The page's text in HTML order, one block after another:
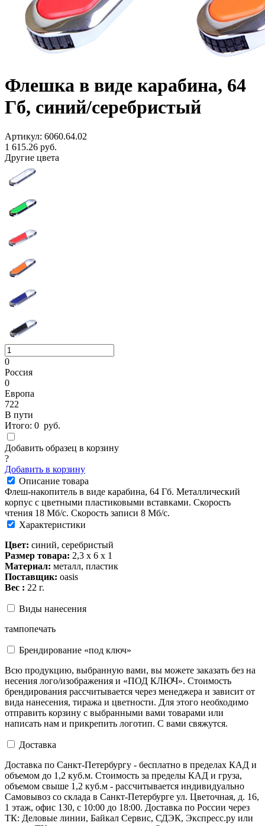
Флешка в виде карабина, 64
Гб, синий/серебристый
Артикул: 6060.64.02
1 615.26 руб.
Другие цвета
0
Россия
0
Европа
722
В пути
Итого: 0 руб.
Добавить образец в корзину
?
Добавить в корзину
Описание товара
Флеш-накопитель в виде карабина, 64 Гб. Металлический
корпус с цветными пластиковыми вставками. Cкорость
чтения 18 Мб/с. Скорость записи 8 Мб/с.
Характеристики
Цвет: синий, серебристый
Размер товара: 2,3 х 6 х 1
Материал: металл, пластик
Поставщик: oasis
Вес : 22 г.
Виды нанесения
тампопечать
Брендирование «под ключ»
Всю продукцию, выбранную вами, вы можете заказать без на
несения лого/изображения и «ПОД КЛЮЧ». Стоимость
брендирования рассчитывается через менеджера и зависит от
вида нанесения, тиража и цветности. Для этого необходимо
отправить корзину с выбранными вами товарами или
написать нам и прикрепить логотип. С вами свяжутся.
Доставка
Доставка по Санкт-Петербургу - бесплатно в пределах КАД и
объемом до 1,2 куб.м. Стоимость за пределы КАД и груза,
объемом свыше 1,2 куб.м - рассчитывается индивидуально
Самовывоз со склада в Санкт-Петербурге ул. Цветочная, д. 16,
1 этаж, офис 130, с 10:00 до 18:00. Доставка по России через
ТК: Деловые линии, Байкал Сервис, СДЭК, Экспресс.ру или